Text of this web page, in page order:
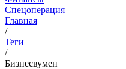
Спецоперация
Главная
/
Теги
/
Бизнесвумен